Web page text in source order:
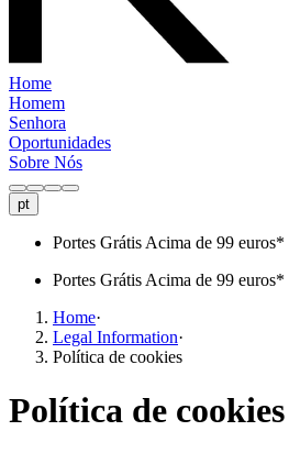
Home
Homem
Senhora
Oportunidades
Sobre Nós
pt
Portes Grátis Acima de 99 euros*
Portes Grátis Acima de 99 euros*
Home·
Legal Information·
Política de cookies
Política de cookies